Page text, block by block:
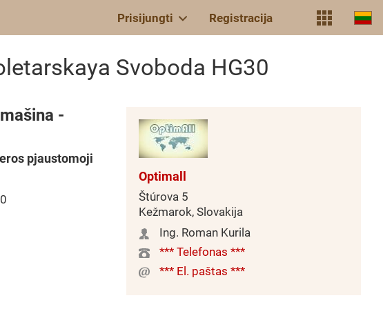
Prisijungti Registracija
Svoboda HG30
-
pjaustomoji
Optimall
Štúrova 5
Kežmarok, Slovakija
Ing. Roman Kurila
*** Telefonas ***
*** El. paštas ***